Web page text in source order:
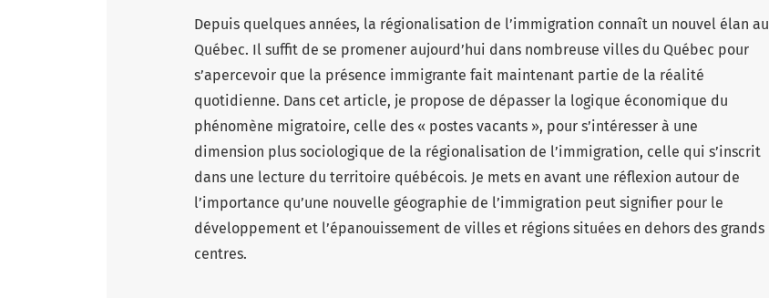
Depuis quelques années, la régionalisation de l’immigration connaît un nouvel élan au
Québec. Il suffit de se promener aujourd’hui dans nombreuse villes du Québec pour
s’apercevoir que la présence immigrante fait maintenant partie de la réalité
quotidienne. Dans cet article, je propose de dépasser la logique économique du
phénomène migratoire, celle des « postes vacants », pour s’intéresser à une
dimension plus sociologique de la régionalisation de l’immigration, celle qui s’inscrit
dans une lecture du territoire québécois. Je mets en avant une réflexion autour de
l’importance qu’une nouvelle géographie de l’immigration peut signifier pour le
développement et l’épanouissement de villes et régions situées en dehors des grands
centres.